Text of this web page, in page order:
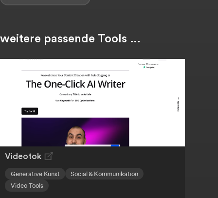
weitere passende Tools …
Videotok
Generative Kunst
Social & Kommunikation
Video Tools